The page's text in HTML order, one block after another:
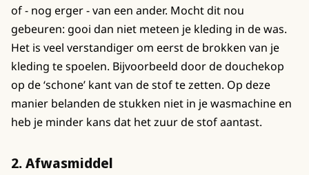
of - nog erger - van een ander. Mocht dit nou
gebeuren: gooi dan niet meteen je kleding in de was.
Het is veel verstandiger om eerst de brokken van je
kleding te spoelen. Bijvoorbeeld door de douchekop
op de ‘schone’ kant van de stof te zetten. Op deze
manier belanden de stukken niet in je wasmachine en
heb je minder kans dat het zuur de stof aantast.
2. Afwasmiddel